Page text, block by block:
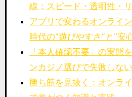
線：スピード・透明性・
アプリで変わるオンライ
時代の“遊びやすさ”と“安
「本人確認不要」の実態
ンカジノ選びで失敗しな
勝ち筋を見抜く：オンラ